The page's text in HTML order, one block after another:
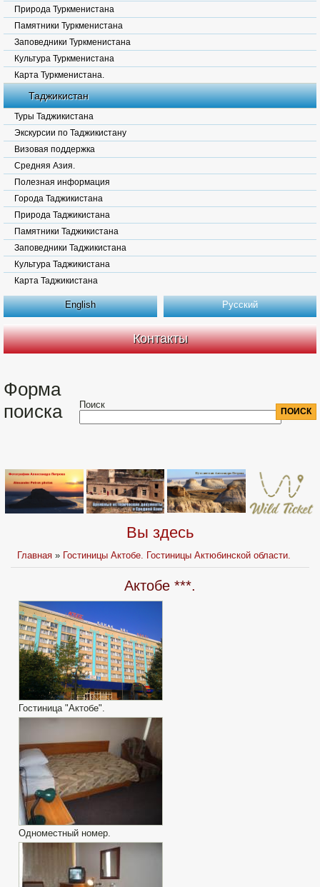
Природа Туркменистана
Памятники Туркменистана
Заповедники Туркменистана
Культура Туркменистана
Карта Туркменистана.
Таджикистан
Туры Таджикистана
Экскурсии по Таджикистану
Визовая поддержка
Средняя Азия.
Полезная информация
Города Таджикистана
Природа Таджикистана
Памятники Таджикистана
Заповедники Таджикистана
Культура Таджикистана
Карта Таджикистана
English Русский
Контакты
Форма
поиска
Поиск
Вы здесь
Главная » Гостиницы Актобе. Гостиницы Актюбинской области.
Актобе ***.
Гостиница "Актобе".
Одноместный номер.